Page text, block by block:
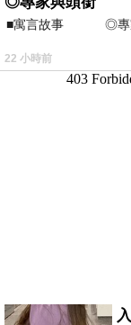
■寓言故事 ◎專
⊕潘
之谷」裡——
22 小時前